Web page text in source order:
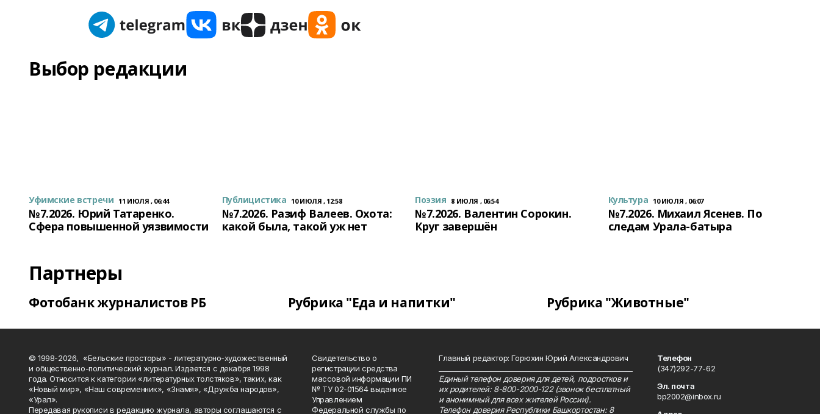
Выбор редакции
Уфимские встречи 11 ИЮЛЯ , 06:44
№7.2026. Юрий Татаренко.
Сфера повышенной уязвимости
Публицистика 10 ИЮЛЯ , 12:58
№7.2026. Разиф Валеев. Охота:
какой была, такой уж нет
Поэзия 8 ИЮЛЯ , 06:54
№7.2026. Валентин Сорокин.
Круг завершён
Культура 10 ИЮЛЯ , 06:07
№7.2026. Михаил Ясенев. По
следам Урала-батыра
Партнеры
Фотобанк журналистов РБ Рубрика "Еда и напитки" Рубрика "Животные"
© 1998-2026, «Бельские просторы» - литературно-художественный
и общественно-политический журнал. Издается с декабря 1998
года. Относится к категории «литературных толстяков», таких, как
«Новый мир», «Наш современник», «Знамя», «Дружба народов»,
«Урал».
Передавая рукописи в редакцию журнала, авторы соглашаются с
Свидетельство о
регистрации средства
массовой информации ПИ
№ ТУ 02-01564 выданное
Управлением
Федеральной службы по
Главный редактор: Горюхин Юрий Александрович
Единый телефон доверия для детей, подростков и
их родителей: 8-800-2000-122 (звонок бесплатный
и анонимный для всех жителей России).
Телефон доверия Республики Башкортостан: 8
Телефон
(347)292-77-62
Эл. почта
bp2002@inbox.ru